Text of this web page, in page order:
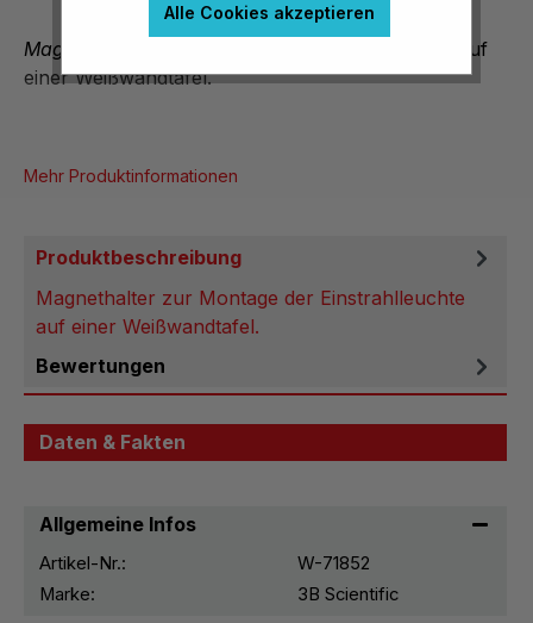
Magnethalter
zur Montage der Einstrahlleuchte auf
einer Weißwandtafel.
Mehr Produktinformationen
Produktbeschreibung
Magnethalter zur Montage der Einstrahlleuchte
auf einer Weißwandtafel.
Bewertungen
Daten & Fakten
Allgemeine Infos
Artikel-Nr.:
W-71852
Marke:
3B Scientific
Alle Cookies akzeptieren